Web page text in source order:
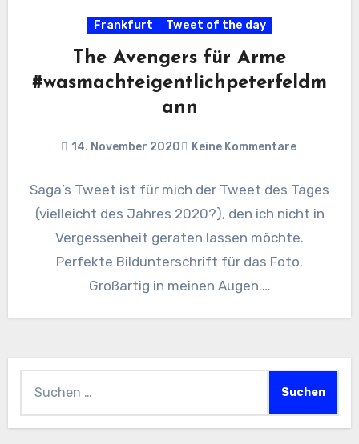
Frankfurt Tweet of the day
The Avengers für Arme
#wasmachteigentlichpeterfeldm
ann
14. November 2020 Keine Kommentare
Saga’s Tweet ist für mich der Tweet des Tages
(vielleicht des Jahres 2020?), den ich nicht in
Vergessenheit geraten lassen möchte.
Perfekte Bildunterschrift für das Foto.
Großartig in meinen Augen.…